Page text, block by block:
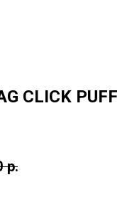
CLICK PUFF
р.